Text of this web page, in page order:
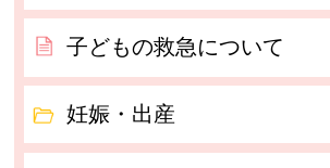
子どもの救急について
妊娠・出産